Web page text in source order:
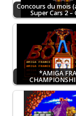
Concours du mois
Super Cars 2 –
*AMIGA